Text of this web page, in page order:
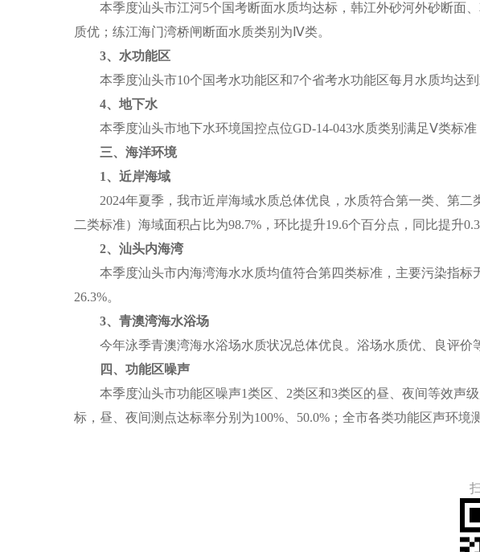
本季度汕头市江河5个国考断面水质均达标，韩江外砂河外砂断面、
质优；练江海门湾桥闸断面水质类别为Ⅳ类。
3、 水功能区
本季度汕头市10个国考水功能区和7个省考水功能区每月水质均达到
4、地下水
本季度汕头市地下水环境国控点位GD-14-043水质类别满足Ⅴ类标准
三、 海洋环境
1、近岸海域
2024年夏季，我市近岸海域水质总体优良，水质符合第一类、第二
二类标准）海域面积占比为98.7%，环比提升19.6个百分点，同比提升
2、汕头内海湾
本季度汕头市内海湾海水水质均值符合第四类标准，主要污染指标
26.3%。
3、青澳湾海水浴场
今年泳季青澳湾海水浴场水质状况总体优良。浴场水质优、良评价等
四、 功能区噪声
本季度汕头市功能区噪声1类区、2类区和3类区的昼、夜间等效声级
标，昼、夜间测点达标率分别为100%、50.0%；全市各类功能区声环境